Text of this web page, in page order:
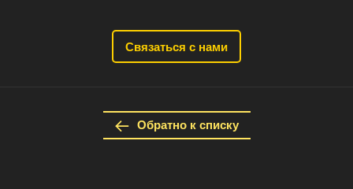
Связаться с нами
Обратно к списку